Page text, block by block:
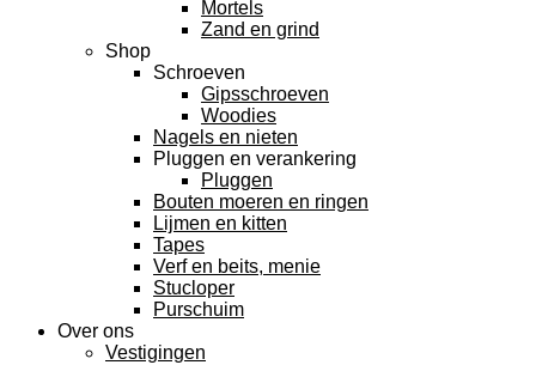
Mortels
Zand en grind
Shop
Schroeven
Gipsschroeven
Woodies
Nagels en nieten
Pluggen en verankering
Pluggen
Bouten moeren en ringen
Lijmen en kitten
Tapes
Verf en beits, menie
Stucloper
Purschuim
Over ons
Vestigingen